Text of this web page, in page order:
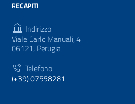
RECAPITI
Indirizzo
Viale Carlo Manuali, 4
06121, Perugia
Telefono
(+39) 07558281